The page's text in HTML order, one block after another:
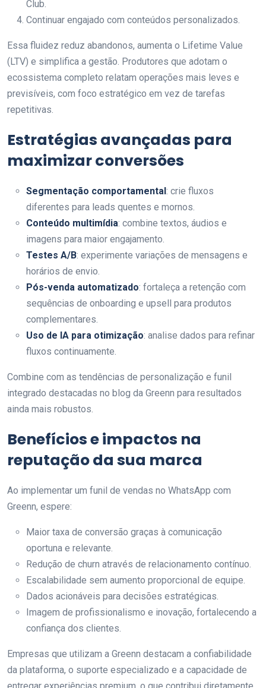
Club.
Continuar engajado com conteúdos personalizados.
Essa fluidez reduz abandonos, aumenta o Lifetime Value
(LTV) e simplifica a gestão. Produtores que adotam o
ecossistema completo relatam operações mais leves e
previsíveis, com foco estratégico em vez de tarefas
repetitivas.
Estratégias avançadas para
maximizar conversões
Segmentação comportamental: crie fluxos
diferentes para leads quentes e mornos.
Conteúdo multimídia: combine textos, áudios e
imagens para maior engajamento.
Testes A/B: experimente variações de mensagens e
horários de envio.
Pós-venda automatizado: fortaleça a retenção com
sequências de onboarding e upsell para produtos
complementares.
Uso de IA para otimização: analise dados para refinar
fluxos continuamente.
Combine com as tendências de personalização e funil
integrado destacadas no blog da Greenn para resultados
ainda mais robustos.
Benefícios e impactos na
reputação da sua marca
Ao implementar um funil de vendas no WhatsApp com
Greenn, espere:
Maior taxa de conversão graças à comunicação
oportuna e relevante.
Redução de churn através de relacionamento contínuo.
Escalabilidade sem aumento proporcional de equipe.
Dados acionáveis para decisões estratégicas.
Imagem de profissionalismo e inovação, fortalecendo a
confiança dos clientes.
Empresas que utilizam a Greenn destacam a confiabilidade
da plataforma, o suporte especializado e a capacidade de